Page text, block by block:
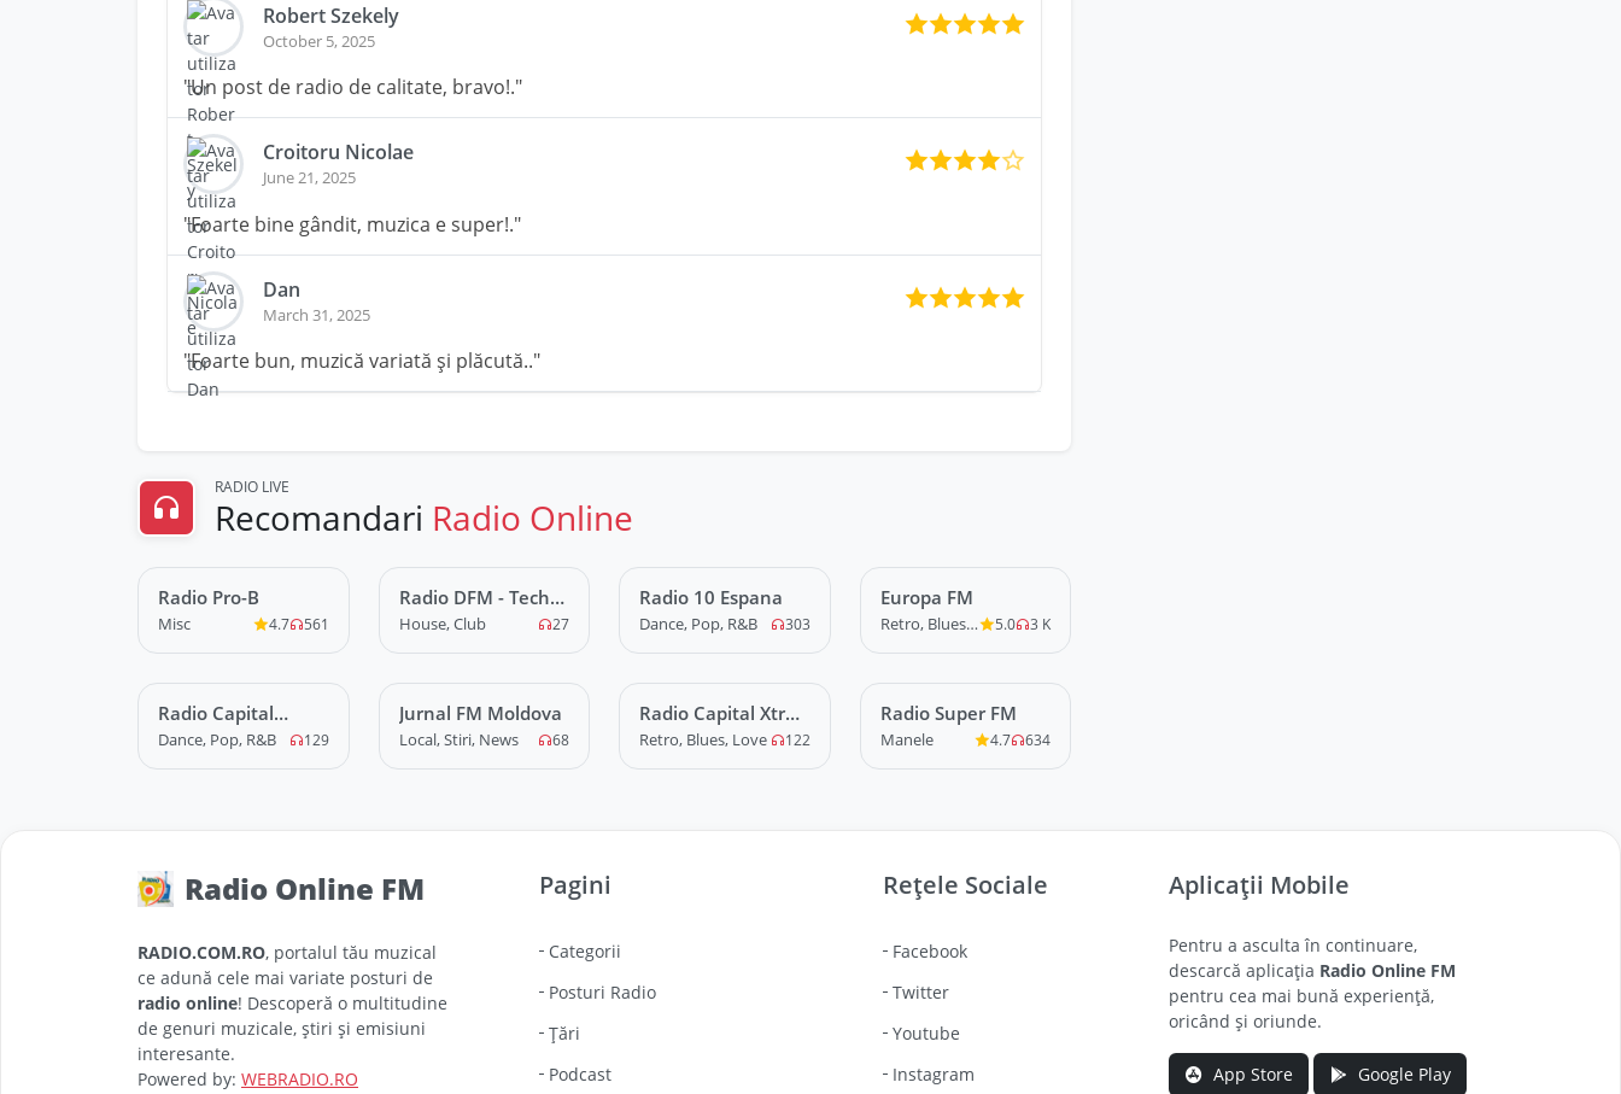
Robert Szekely
October 5, 2025
"Un post de radio de calitate, bravo!."
Croitoru Nicolae
June 21, 2025
"Foarte bine gândit, muzica e super!."
Dan
March 31, 2025
"Foarte bun, muzică variată și plăcută.."
RADIO LIVE
Recomandari Radio Online
LIVE
Radio Pro-B
Misc 4.7 561
LIVE
Radio DFM - Tech
House
House, Club 27
LIVE
Radio 10 Espana
Dance, Pop, R&B 303
LIVE
Europa FM
Retro, Blues, Love, Local, Stiri, News 5.0 3 K
LIVE
Radio Capital
Dance
Dance, Pop, R&B 129
LIVE
Jurnal FM Moldova
Local, Stiri, News 68
LIVE
Radio Capital Xtra
Reloaded
Retro, Blues, Love 122
LIVE
Radio Super FM
Manele 4.7 634
Radio Online FM
RADIO.COM.RO, portalul tău muzical
ce adună cele mai variate posturi de
radio online! Descoperă o multitudine
de genuri muzicale, știri și emisiuni
interesante.
Powered by: WEBRADIO.RO
Pagini
Categorii
Posturi Radio
Țări
Podcast
Rețele Sociale
Facebook
Twitter
Youtube
Instagram
Aplicații Mobile
Pentru a asculta în continuare,
descarcă aplicația Radio Online FM
pentru cea mai bună experiență,
oricând și oriunde.
App Store Google Play